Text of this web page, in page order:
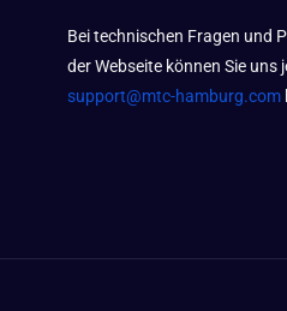
Bei technischen Fragen und
der Webseite können Sie uns
support@mtc-hamburg.com